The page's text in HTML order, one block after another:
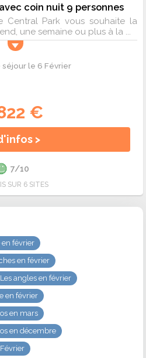
coin nuit 9 personnes
Central Park vous souhaite la
une semaine ou plus à la ...
séjour le 6 Février
€
>
7/10
SUR 6 SITES
février
en février
angles en février
en février
en mars
en décembre